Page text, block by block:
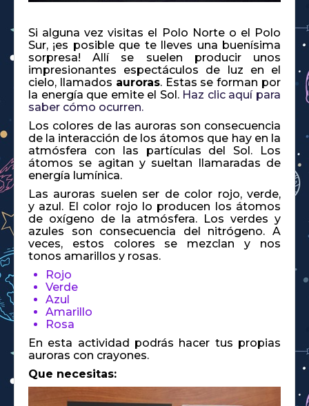
Si alguna vez visitas el Polo Norte o el Polo
Sur, ¡es posible que te lleves una buenísima
sorpresa! Allí se suelen producir unos
impresionantes espectáculos de luz en el
cielo, llamados auroras. Estas se forman por
la energía que emite el Sol. Haz clic aquí para
saber cómo ocurren.
Los colores de las auroras son consecuencia
de la interacción de los átomos que hay en la
atmósfera con las partículas del Sol. Los
átomos se agitan y sueltan llamaradas de
energía lumínica.
Las auroras suelen ser de color rojo, verde,
y azul. El color rojo lo producen los átomos
de oxígeno de la atmósfera. Los verdes y
azules son consecuencia del nitrógeno. A
veces, estos colores se mezclan y nos
tonos amarillos y rosas.
Rojo
Verde
Azul
Amarillo
Rosa
En esta actividad podrás hacer tus propias
auroras con crayones.
Que necesitas: